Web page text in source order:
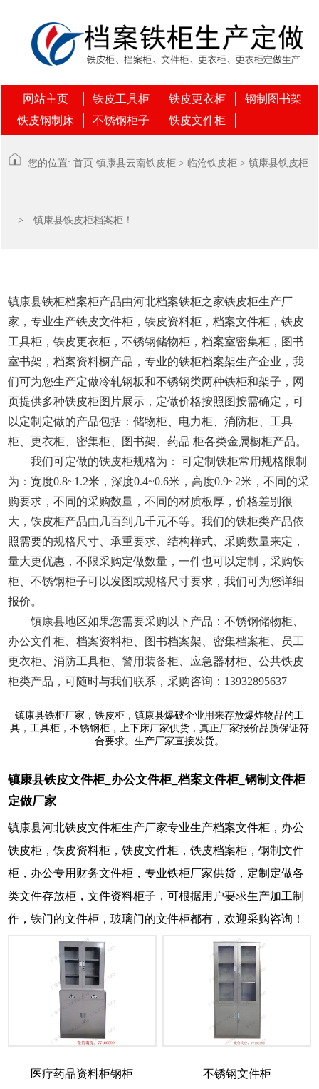
网站主页 铁皮工具柜 铁皮更衣柜
钢制图书架
铁皮钢制床
不锈钢柜子 铁皮文件柜
您的位置: 首页 镇康县云南铁皮柜 > 临沧铁皮柜 > 镇康县铁皮柜
> 镇康县铁皮柜档案柜！
镇康县铁柜档案柜产品由河北档案铁柜之家铁皮柜生产厂
家，专业生产铁皮文件柜，铁皮资料柜，档案文件柜，铁皮
工具柜，铁皮更衣柜，不锈钢储物柜，档案室密集柜，图书
室书架，档案资料橱产品，专业的铁柜档案架生产企业，我
们可为您生产定做冷轧钢板和不锈钢类两种铁柜和架子，网
页提供多种铁皮柜图片展示，定做价格按照图按需确定，可
以定制定做的产品包括：储物柜、电力柜、消防柜、工具
柜、更衣柜、密集柜、图书架、药品 柜各类金属橱柜产品。
我们可定做的铁皮柜规格为： 可定制铁柜常用规格限制
为：宽度0.8~1.2米，深度0.4~0.6米，高度0.9~2米，不同的采
购要求，不同的采购数量，不同的材质板厚，价格差别很
大，铁皮柜产品由几百到几千元不等。我们的铁柜类产品依
照需要的规格尺寸、承重要求、结构样式、采购数量来定，
量大更优惠，不限采购定做数量，一件也可以定制，采购铁
柜、不锈钢柜子可以发图或规格尺寸要求，我们可为您详细
报价。
镇康县地区如果您需要采购以下产品：不锈钢储物柜、
办公文件柜、档案资料柜、图书档案架、密集档案柜、员工
更衣柜、消防工具柜、警用装备柜、应急器材柜、公共铁皮
柜类产品，可随时与我们联系，采购咨询：13932895637
镇康县铁柜厂家，铁皮柜，镇康县爆破企业用来存放爆炸物品的工
具，工具柜，不锈钢柜，上下床厂家供货，真正厂家报价品质保证符
合要求。生产厂家直接发货。
镇康县铁皮文件柜_办公文件柜_档案文件柜_钢制文件柜
定做厂家
镇康县河北铁皮文件柜生产厂家专业生产档案文件柜，办公
铁皮柜，铁皮资料柜，铁皮文件柜，铁皮档案柜，钢制文件
柜，办公专用财务文件柜，专业铁柜厂家供货，定制定做各
类文件存放柜，文件资料柜子，可根据用户要求生产加工制
作，铁门的文件柜，玻璃门的文件柜都有，欢迎采购咨询！
医疗药品资料柜钢柜 不锈钢文件柜